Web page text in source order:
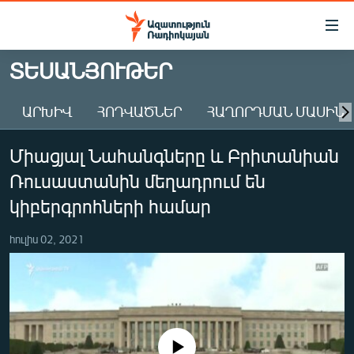
Մատչելիության
Անցնել
հիմնական
Անցնել
հիմնական
մենյուին
Որոնում
ԱԶԱՏՈՒԹՅՈՒՆ TV
ՀԱՅԱՍՏԱՆ
ԸՆՏՐՈՒԹՅՈՒՆՆԵՐ 2026
ԻՐԱՎՈՒՆՔ
ՏՆՏԵՍՈՒԹՅՈՒՆ
ՊԱՏԵՐԱԶՄԻ 6 ՇԱԲԱԹՆԵՐԸ
ՏԱՐԱԾԱՇՐՋԱՆ
ՏԵՍԱՆՅՈՒԹԵՐ
ԱՐԽԻՎ ՀՈԴՎԱԾՆԵՐ ՀԱՂՈՐԴՄԱՆ ՄԱՍԻՆ
Միացյալ Նահանգները և Բրիտանիան
Ռուսաստանին մեղադրում են
կիբերգրոհների համար
հուլիս 02, 2021
No media source currently available